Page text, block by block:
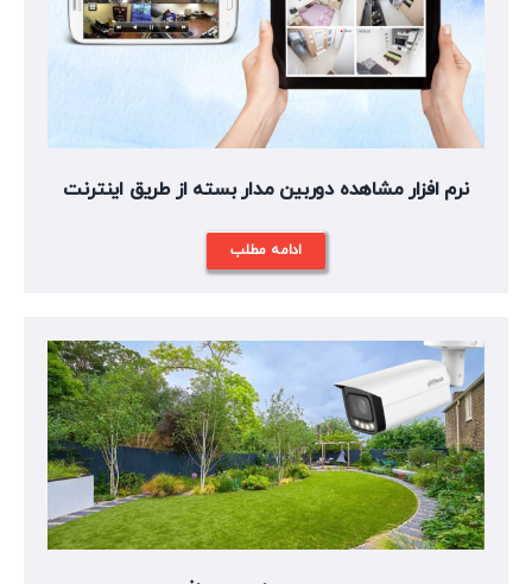
نرم افزار مشاهده دوربین مدار بسته از طریق اینترنت
ادامه مطلب